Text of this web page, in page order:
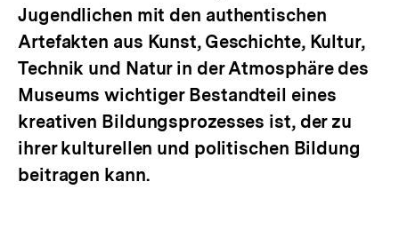
Jugendlichen mit den authentischen
Artefakten aus Kunst, Geschichte, Kultur,
Technik und Natur in der Atmosphäre des
Museums wichtiger Bestandteil eines
kreativen Bildungsprozesses ist, der zu
ihrer kulturellen und politischen Bildung
beitragen kann.